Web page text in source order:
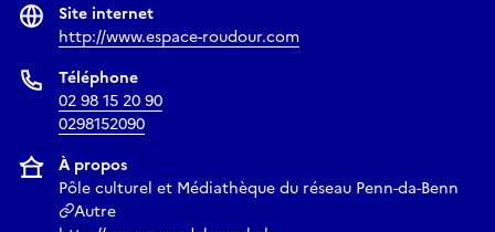
Site internet
http://www.espace-roudour.com
Téléphone
02 98 15 20 90
0298152090
À propos
Pôle culturel et Médiathèque du réseau Penn-da-Benn
Autre